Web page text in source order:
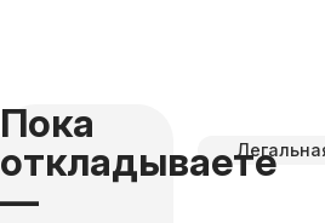
Пока
откладываете
—